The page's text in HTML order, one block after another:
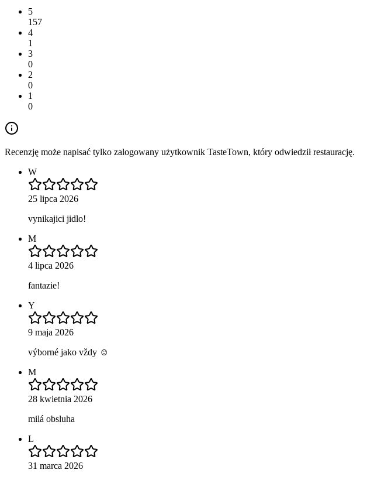
5
157
4
1
3
0
2
0
1
0
Recenzję może napisać tylko zalogowany użytkownik TasteTown, który odwiedził restaurację.
W
25 lipca 2026
vynikajici jidlo!
M
4 lipca 2026
fantazie!
Y
9 maja 2026
výborné jako vždy ☺️
M
28 kwietnia 2026
milá obsluha
L
31 marca 2026